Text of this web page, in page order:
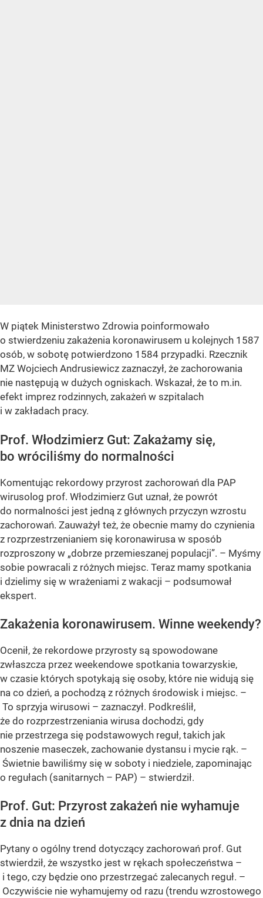
W piątek Ministerstwo Zdrowia poinformowało
o stwierdzeniu zakażenia koronawirusem u kolejnych 1587
osób, w sobotę potwierdzono 1584 przypadki. Rzecznik
MZ Wojciech Andrusiewicz zaznaczył, że zachorowania
nie następują w dużych ogniskach. Wskazał, że to m.in.
efekt imprez rodzinnych, zakażeń w szpitalach
i w zakładach pracy.
Prof. Włodzimierz Gut: Zakażamy się,
bo wróciliśmy do normalności
Komentując rekordowy przyrost zachorowań dla PAP
wirusolog prof. Włodzimierz Gut uznał, że powrót
do normalności jest jedną z głównych przyczyn wzrostu
zachorowań. Zauważył też, że obecnie mamy do czynienia
z rozprzestrzenianiem się koronawirusa w sposób
rozproszony w „dobrze przemieszanej populacji”. – Myśmy
sobie powracali z różnych miejsc. Teraz mamy spotkania
i dzielimy się w wrażeniami z wakacji – podsumował
ekspert.
Zakażenia koronawirusem. Winne weekendy?
Ocenił, że rekordowe przyrosty są spowodowane
zwłaszcza przez weekendowe spotkania towarzyskie,
w czasie których spotykają się osoby, które nie widują się
na co dzień, a pochodzą z różnych środowisk i miejsc. –
To sprzyja wirusowi – zaznaczył. Podkreślił,
że do rozprzestrzeniania wirusa dochodzi, gdy
nie przestrzega się podstawowych reguł, takich jak
noszenie maseczek, zachowanie dystansu i mycie rąk. –
Świetnie bawiliśmy się w soboty i niedziele, zapominając
o regułach (sanitarnych – PAP) – stwierdził.
Prof. Gut: Przyrost zakażeń nie wyhamuje
z dnia na dzień
Pytany o ogólny trend dotyczący zachorowań prof. Gut
stwierdził, że wszystko jest w rękach społeczeństwa –
i tego, czy będzie ono przestrzegać zalecanych reguł. –
Oczywiście nie wyhamujemy od razu (trendu wzrostowego